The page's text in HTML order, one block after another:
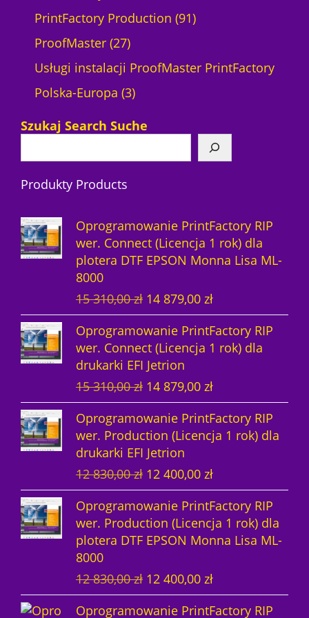
ó
w
t
t
u
t
d
k
t
ó
r
o
d
u
k
y
1
r
k
w
PrintFactory Production 919
p
u
ó
w
ProofMaster 272
7
p
d
u
t
ó
w
Usługi instalacji ProofMaster PrintFactory
Polska-Europa 33
p
o
k
t
Szukaj Search Suche
Produkty Products
Oprogramowanie PrintFactory RIP
wer. Connect (Licencja 1 rok) dla
plotera DTF EPSON Monna Lisa ML-
8000
15 310,00zł P
i
e
r
w
o
t
n
a
c
e
n
a
w
y
o
14 879,00 złA
k
t
u
l
n
a
c
n
a
w
y
n
i
Oprogramowanie PrintFactory RIP
wer. Connect (Licencja 1 rok) dla
drukarki EFI Jetrion
15 310,00zł P
i
e
r
w
o
t
n
a
c
n
a
14 879,00 złA
k
t
u
l
n
a
c
e
a
w
Oprogramowanie PrintFactory RIP
wer. Production (Licencja 1 rok) dla
drukarki EFI Jetrion
12 830,00zł P
i
e
r
w
t
n
12 400,00 złA
k
t
u
a
n
a
Oprogramowanie PrintFactory RIP
wer. Production (Licencja 1 rok) dla
plotera DTF EPSON Monna Lisa ML-
8000
12 830,00zł P
i
e
12 400,00 złA
k
t
Oprogramowanie PrintFactory RIP